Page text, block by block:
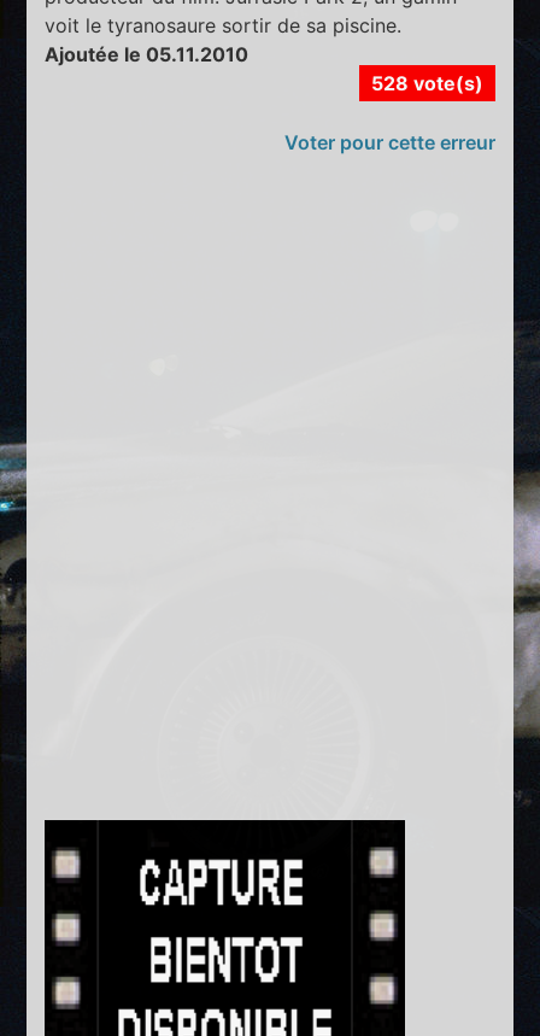
voit le tyranosaure sortir de sa piscine.
Ajoutée le 05.11.2010
528 vote(s)
Voter pour cette erreur